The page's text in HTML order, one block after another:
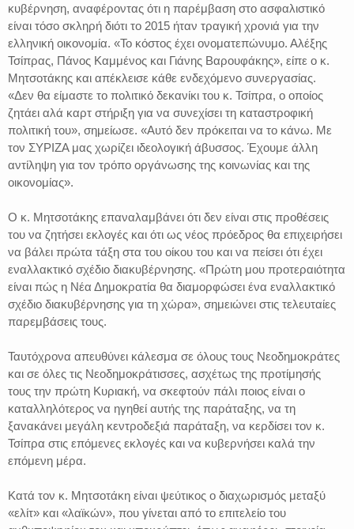
κυβέρνηση, αναφέροντας ότι η παρέμβαση στο ασφαλιστικό
είναι τόσο σκληρή διότι το 2015 ήταν τραγική χρονιά για την
ελληνική οικονομία. «Το κόστος έχει ονοματεπώνυμο. Αλέξης
Τσίπρας, Πάνος Καμμένος και Γιάνης Βαρουφάκης», είπε ο κ.
Μητσοτάκης και απέκλεισε κάθε ενδεχόμενο συνεργασίας.
«Δεν θα είμαστε το πολιτικό δεκανίκι του κ. Τσίπρα, ο οποίος
ζητάει αλά καρτ στήριξη για να συνεχίσει τη καταστροφική
πολιτική του», σημείωσε. «Αυτό δεν πρόκειται να το κάνω. Με
τον ΣΥΡΙΖΑ μας χωρίζει ιδεολογική άβυσσος. Έχουμε άλλη
αντίληψη για τον τρόπο οργάνωσης της κοινωνίας και της
οικονομίας».
Ο κ. Μητσοτάκης επαναλαμβάνει ότι δεν είναι στις προθέσεις
του να ζητήσει εκλογές και ότι ως νέος πρόεδρος θα επιχειρήσει
να βάλει πρώτα τάξη στα του οίκου του και να πείσει ότι έχει
εναλλακτικό σχέδιο διακυβέρνησης. «Πρώτη μου προτεραιότητα
είναι πώς η Νέα Δημοκρατία θα διαμορφώσει ένα εναλλακτικό
σχέδιο διακυβέρνησης για τη χώρα», σημειώνει στις τελευταίες
παρεμβάσεις τους.
Ταυτόχρονα απευθύνει κάλεσμα σε όλους τους Νεοδημοκράτες
και σε όλες τις Νεοδημοκράτισσες, ασχέτως της προτίμησής
τους την πρώτη Κυριακή, να σκεφτούν πάλι ποιος είναι ο
καταλληλότερος να ηγηθεί αυτής της παράταξης, να τη
ξανακάνει μεγάλη κεντροδεξιά παράταξη, να κερδίσει τον κ.
Τσίπρα στις επόμενες εκλογές και να κυβερνήσει καλά την
επόμενη μέρα.
Κατά τον κ. Μητσοτάκη είναι ψεύτικος ο διαχωρισμός μεταξύ
«ελίτ» και «λαϊκών», που γίνεται από το επιτελείο του